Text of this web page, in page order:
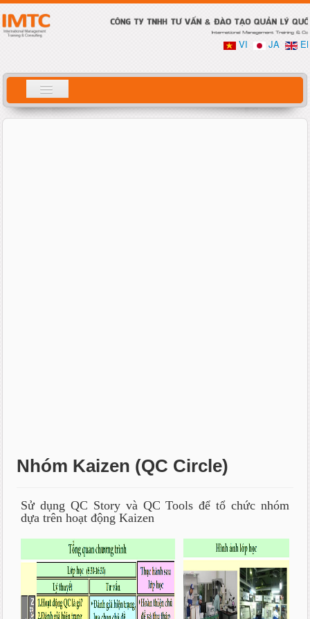
VI JA
Nhóm Kaizen (QC Circle)
Sử dụng QC Story và QC Tools để tổ chức nhóm
dựa trên hoạt động Kaizen